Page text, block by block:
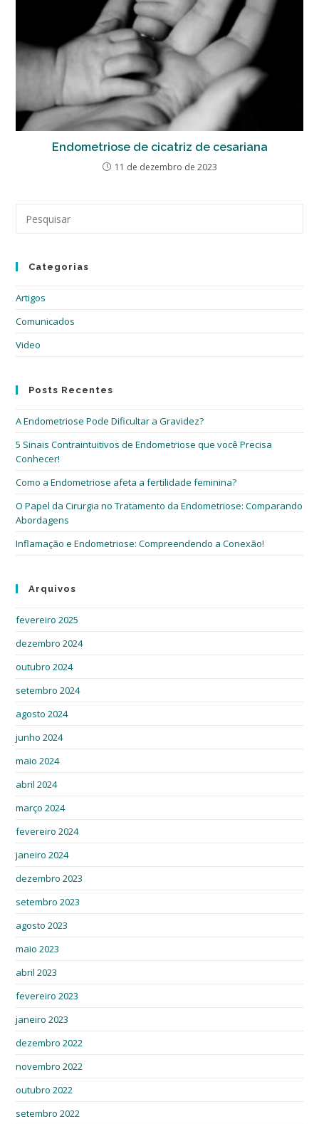
Endometriose de cicatriz de cesariana
11 de dezembro de 2023
Categorias
Artigos
Comunicados
Video
Posts Recentes
A Endometriose Pode Dificultar a Gravidez?
5 Sinais Contraintuitivos de Endometriose que você Precisa
Conhecer!
Como a Endometriose afeta a fertilidade feminina?
O Papel da Cirurgia no Tratamento da Endometriose: Comparando
Abordagens
Inflamação e Endometriose: Compreendendo a Conexão!
Arquivos
fevereiro 2025
dezembro 2024
outubro 2024
setembro 2024
agosto 2024
junho 2024
maio 2024
abril 2024
março 2024
fevereiro 2024
janeiro 2024
dezembro 2023
setembro 2023
agosto 2023
maio 2023
abril 2023
fevereiro 2023
janeiro 2023
dezembro 2022
novembro 2022
outubro 2022
setembro 2022